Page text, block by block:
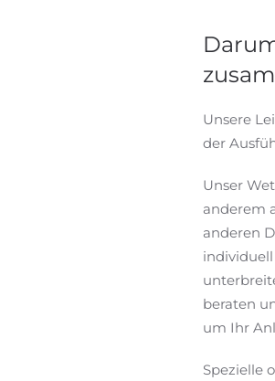
Unsere
der
Unser
anderem
anderen
beraten
um Ihr
Spezielle